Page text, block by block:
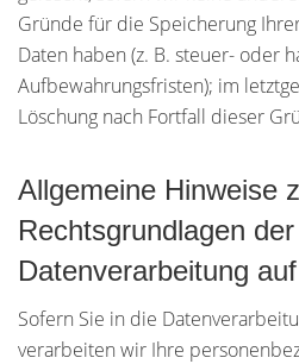
Gründe für die Speicherung
Daten haben (z. B. steuer- oder
Aufbewahrungsfristen); im
Löschung nach Fortfall dieser
Allgemeine Hinweise
Rechtsgrundlagen der
Datenverarbeitung
Sofern Sie in die
verarbeiten wir Ihre